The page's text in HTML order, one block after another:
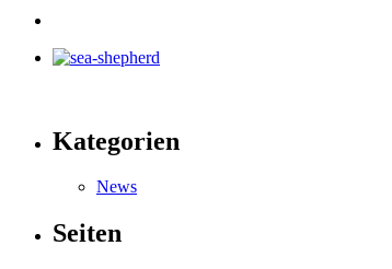
Kategorien
News
Seiten